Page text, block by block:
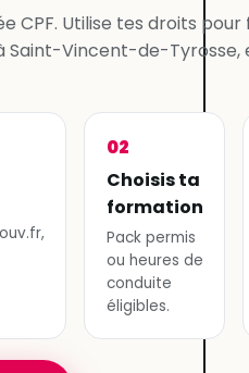
CPF. Utilise tes droits
Vincent-de-Tyrosse,
02
Choisis ta
formation
Pack permis
ou heures de
conduite
éligibles.